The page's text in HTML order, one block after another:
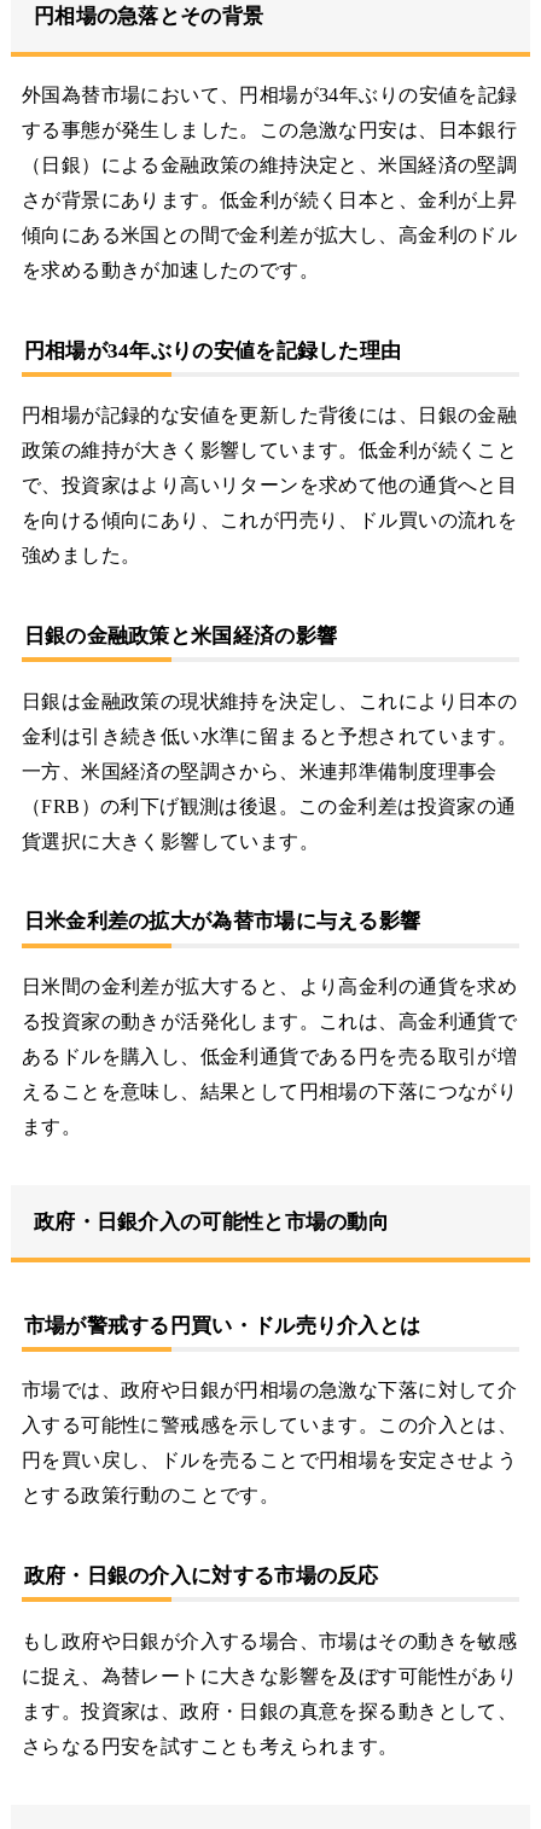
円相場の急落とその背景
外国為替市場において、円相場が34年ぶりの安値を記録
する事態が発生しました。この急激な円安は、日本銀行
（日銀）による金融政策の維持決定と、米国経済の堅調
さが背景にあります。低金利が続く日本と、金利が上昇
傾向にある米国との間で金利差が拡大し、高金利のドル
を求める動きが加速したのです。
円相場が34年ぶりの安値を記録した理由
円相場が記録的な安値を更新した背後には、日銀の金融
政策の維持が大きく影響しています。低金利が続くこと
で、投資家はより高いリターンを求めて他の通貨へと目
を向ける傾向にあり、これが円売り、ドル買いの流れを
強めました。
日銀の金融政策と米国経済の影響
日銀は金融政策の現状維持を決定し、これにより日本の
金利は引き続き低い水準に留まると予想されています。
一方、米国経済の堅調さから、米連邦準備制度理事会
（FRB）の利下げ観測は後退。この金利差は投資家の通
貨選択に大きく影響しています。
日米金利差の拡大が為替市場に与える影響
日米間の金利差が拡大すると、より高金利の通貨を求め
る投資家の動きが活発化します。これは、高金利通貨で
あるドルを購入し、低金利通貨である円を売る取引が増
えることを意味し、結果として円相場の下落につながり
ます。
政府・日銀介入の可能性と市場の動向
市場が警戒する円買い・ドル売り介入とは
市場では、政府や日銀が円相場の急激な下落に対して介
入する可能性に警戒感を示しています。この介入とは、
円を買い戻し、ドルを売ることで円相場を安定させよう
とする政策行動のことです。
政府・日銀の介入に対する市場の反応
もし政府や日銀が介入する場合、市場はその動きを敏感
に捉え、為替レートに大きな影響を及ぼす可能性があり
ます。投資家は、政府・日銀の真意を探る動きとして、
さらなる円安を試すことも考えられます。